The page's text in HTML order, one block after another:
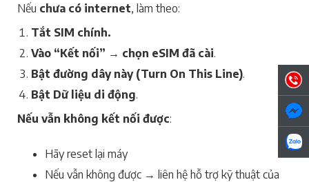
Nếu chưa có internet, làm theo:
Tắt SIM chính.
Vào “Kết nối” → chọn eSIM đã cài.
Bật đường dây này (Turn On This Line).
Bật Dữ liệu di động.
Nếu vẫn không kết nối được:
Hãy reset lại máy
Nếu vẫn không được → liên hệ hỗ trợ kỹ thuật của